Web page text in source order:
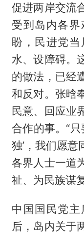
促进两岸交流
受到岛内各
盼，民进党
水、设障碍。
的做法，已经
和反对。张晗
民意、回应业
合作的事。“只
独’，我们愿
各界人士一道
祉、为民族谋
中国国民党
后，岛内关于